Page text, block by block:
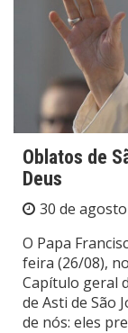
Oblatos de
Deus
30 de
O Papa
feira (26/08),
Capítulo geral
de Asti de São
de nós: eles